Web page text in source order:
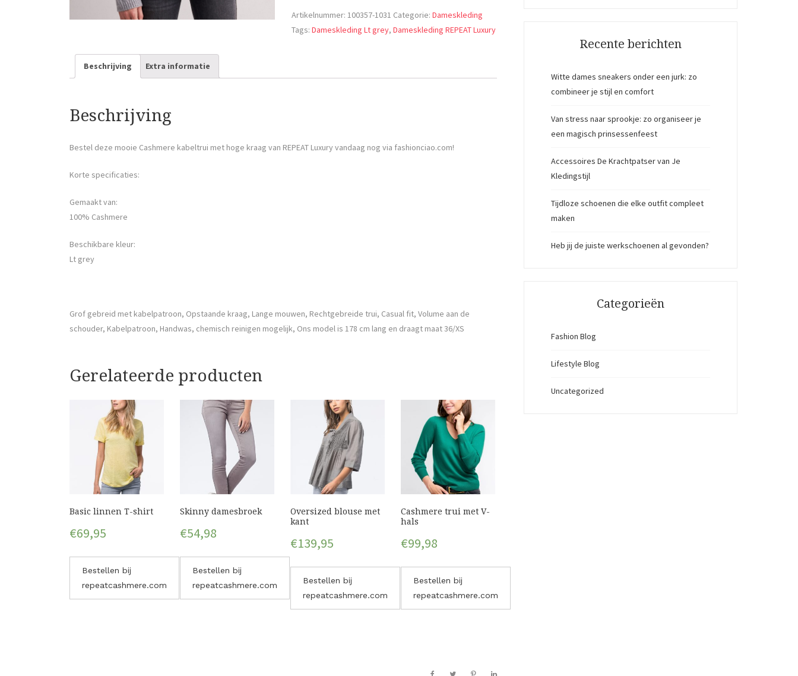
Artikelnummer:100357-1031 Categorie:Dameskleding
Tags:Dameskleding Lt grey,Dameskleding REPEAT Luxury
Beschrijving Extra informatie
Beschrijving
Bestel deze mooie Cashmere kabeltrui met hoge kraag van REPEAT Luxury vandaag nog via fashionciao.com!
Korte specificaties:
Gemaakt van:
100% Cashmere
Beschikbare kleur:
Lt grey
Grof gebreid met kabelpatroon, Opstaande kraag, Lange mouwen, Rechtgebreide trui, Casual fit, Volume aan de
schouder, Kabelpatroon, Handwas, chemisch reinigen mogelijk, Ons model is 178 cm lang en draagt maat 36/XS
Gerelateerde producten
Basic linnen T-shirt
€69,95
Bestellen bij
repeatcashmere.com
Skinny damesbroek
€54,98
Bestellen bij
repeatcashmere.com
Oversized blouse met
kant
€139,95
Bestellen bij
repeatcashmere.com
Cashmere trui met V-
hals
€99,98
Bestellen bij
repeatcashmere.com
Recente berichten
Witte dames sneakers onder een jurk: zo
combineer je stijl en comfort
Van stress naar sprookje: zo organiseer je
een magisch prinsessenfeest
Accessoires De Krachtpatser van Je
Kledingstijl
Tijdloze schoenen die elke outfit compleet
maken
Heb jij de juiste werkschoenen al gevonden?
Categorieën
Fashion Blog
Lifestyle Blog
Uncategorized